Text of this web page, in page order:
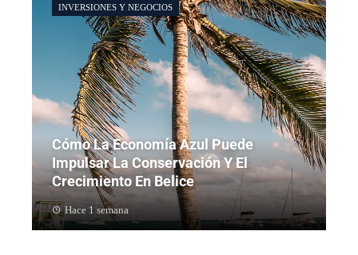
INVERSIONES Y NEGOCIOS
Cómo La Economía Azul Puede
Impulsar La Conservación Y El
Crecimiento En Belice
Hace 1 semana